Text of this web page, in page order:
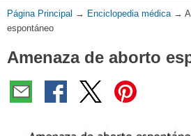
Usted
está
Página Principal → Enciclopedia médica →
espontáneo
Amenaza de aborto